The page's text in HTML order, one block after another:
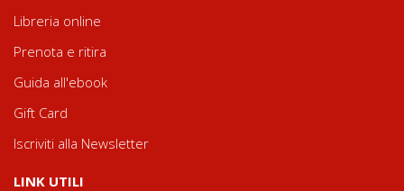
Libreria online
Prenota e ritira
Guida all'ebook
Gift Card
Iscriviti alla Newsletter
LINK UTILI